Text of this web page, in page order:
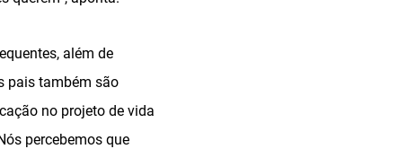
além de
pais também são
no projeto de vida
percebemos que